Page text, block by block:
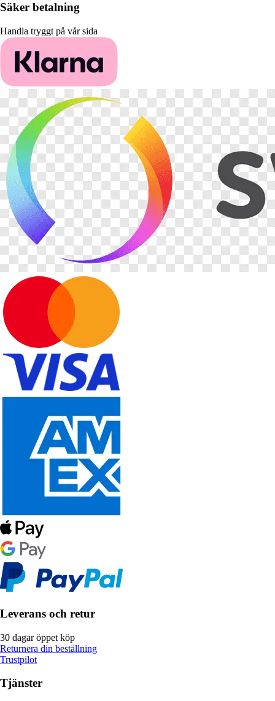
Säker betalning
Handla tryggt på vår sida
Leverans och retur
30 dagar öppet köp
Returnera din beställning
Trustpilot
Tjänster